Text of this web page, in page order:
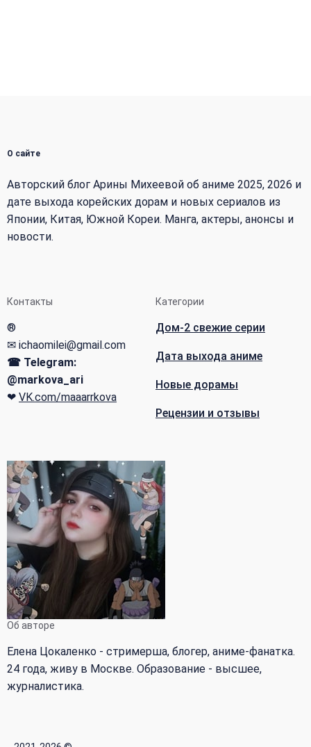
О сайте
Авторский блог Арины Михеевой об аниме 2025, 2026 и
дате выхода корейских дорам и новых сериалов из
Японии, Китая, Южной Кореи. Манга, актеры, анонсы и
новости.
Контакты
®
✉ ichaomilei@gmail.com
☎ Telegram:
@markova_ari
❤ VK.com/maaarrkova
Категории
Дом-2 свежие серии
Дата выхода аниме
Новые дорамы
Рецензии и отзывы
Об авторе
Елена Цокаленко - стримерша, блогер, аниме-фанатка.
24 года, живу в Москве. Образование - высшее,
журналистика.